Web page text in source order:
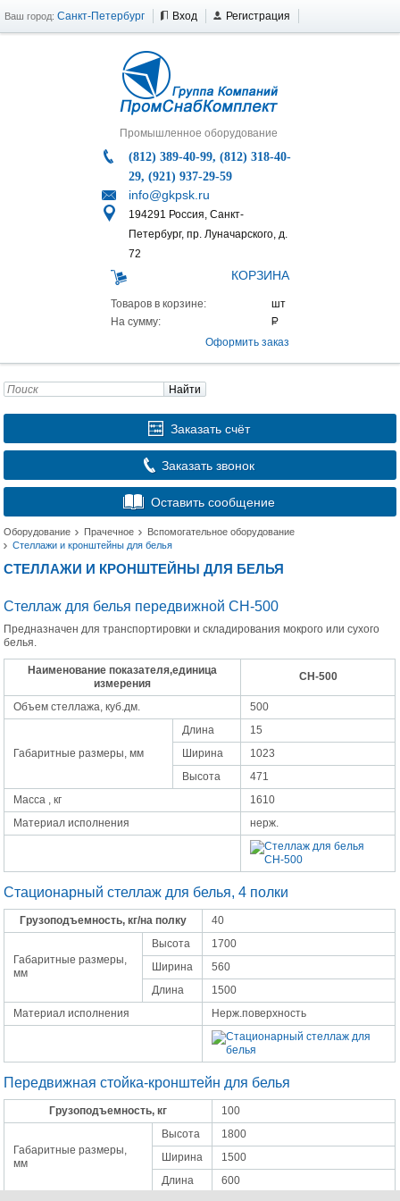
Ваш город: Санкт-Петербург Вход Регистрация
Промышленное оборудование
(812) 389-40-99, (812) 318-40-
29, (921) 937-29-59
info@gkpsk.ru
194291 Россия, Санкт-
Петербург, пр. Луначарского, д.
72
КОРЗИНА
Товаров в корзине:
На сумму:
Оформить заказ
Найти
Заказать счёт
Заказать звонок
Оставить сообщение
Оборудование Прачечное
Вспомогательное оборудование
Стеллажи и кронштейны для белья
СТЕЛЛАЖИ И КРОНШТЕЙНЫ ДЛЯ БЕЛЬЯ
Стеллаж для белья передвижной СН-500
Предназначен для транспортировки и складирования мокрого или сухого
белья.
Наименование показателя,единица
измерения
СН-500
Объем стеллажа, куб.дм. 500
Габаритные размеры, мм
Длина
15
Ширина
1023
Высота
471
Масса , кг
1610
Материал исполнения
нерж.
Стационарный стеллаж для белья, 4 полки
Грузоподъемность, кг/на полку 40
Габаритные размеры,
мм
Высота
1700
Ширина
560
Длина
1500
Материал исполнения
Нерж.поверхность
Передвижная стойка-кронштейн для белья
Грузоподъемность, кг 100
Габаритные размеры,
мм
Высота
1800
Ширина
1500
Длина
600